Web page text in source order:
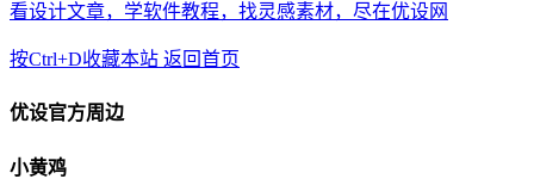
看设计文章，学软件教程，找灵感素材，尽在优设网
按Ctrl+D收藏本站 返回首页
优设官方周边
小黄鸡